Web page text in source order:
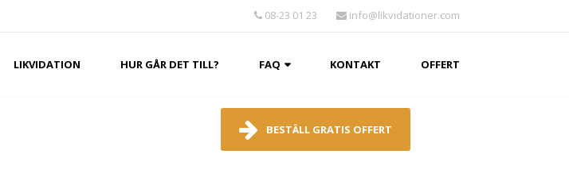
08-23 01 23 info@likvidationer.com
LIKVIDATION HUR GÅR DET TILL? FAQ KONTAKT OFFERT
BESTÄLL GRATIS OFFERT